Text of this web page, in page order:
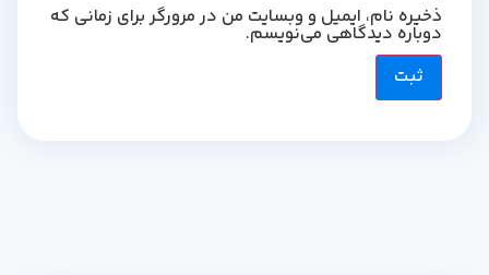
ذخیره نام، ایمیل و وبسایت من در مرورگر برای زمانی که
دوباره دیدگاهی می‌نویسم.